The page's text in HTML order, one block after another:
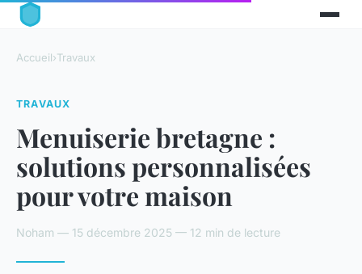
Accueil›Travaux
TRAVAUX
Menuiserie bretagne :
solutions personnalisées
pour votre maison
Noham — 15 décembre 2025 — 12 min de lecture